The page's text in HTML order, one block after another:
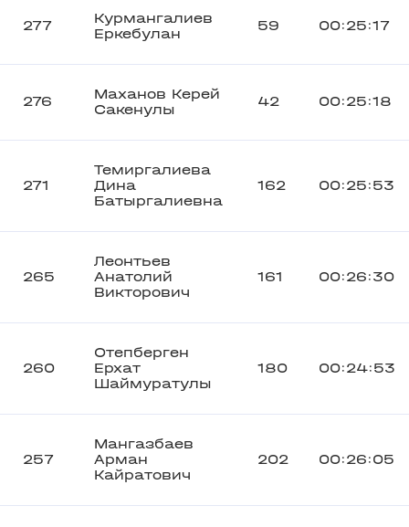
277
Курмангалиев
Еркебулан
59 00:25:17
276
Маханов Керей
Сакенулы
42 00:25:18
271
Темиргалиева
Дина
Батыргалиевна
162 00:25:53
265
Леонтьев
Анатолий
Викторович
161 00:26:30
260
Отепберген
Ерхат
Шаймуратулы
180 00:24:53
257
Мангазбаев
Арман
Кайратович
202 00:26:05